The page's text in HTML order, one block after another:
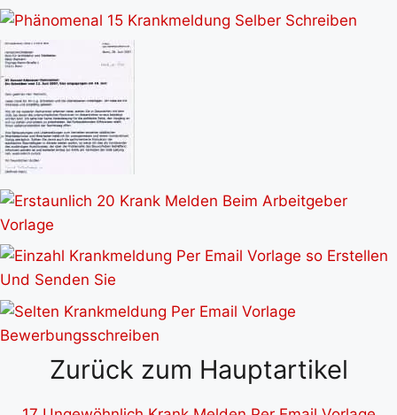
Zurück zum Hauptartikel